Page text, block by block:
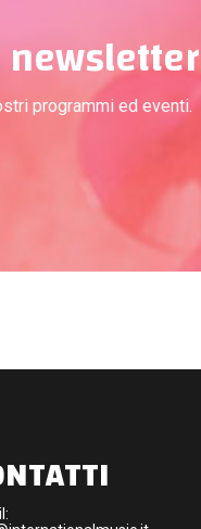
programmi ed eventi.